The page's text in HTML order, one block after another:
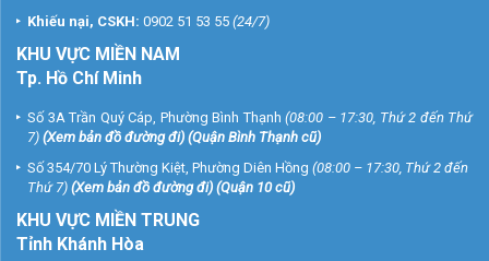
Khiếu nại, CSKH: 0902 51 53 55 (24/7)
KHU VỰC MIỀN NAM
Tp. Hồ Chí Minh
Số 3A Trần Quý Cáp, Phường Bình Thạnh (08:00 – 17:30, Thứ 2 đến Thứ
7) (Xem bản đồ đường đi) (Quận Bình Thạnh cũ)
Số 354/70 Lý Thường Kiệt, Phường Diên Hồng (08:00 – 17:30, Thứ 2 đến
Thứ 7) (Xem bản đồ đường đi) (Quận 10 cũ)
KHU VỰC MIỀN TRUNG
Tỉnh Khánh Hòa